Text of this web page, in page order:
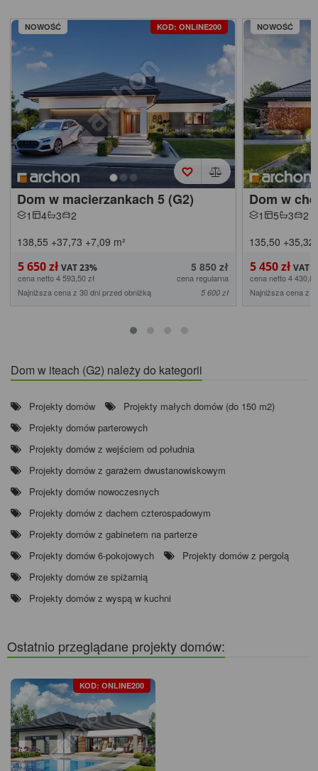
NOWOŚĆ KOD: ONLINE200
Dom w macierzankach 5 (G2)
1 4 3
2
138,55 +37,73 +7,09 m²
5 650 zł 5 850 zł
cena netto 4 593,50 zł
cena regularna
Najniższa cena z 30 dni przed obniżką
5 600 zł
NOWOŚĆ
Dom w
1 5 3
2
135,50 +35,32
5 450 zł
cena netto 4
Najniższa cena z
Dom w iteach (G2) należy do kategorii
Projekty domów
Projekty małych domów (do 150 m2)
Projekty domów parterowych
Projekty domów z wejściem od południa
Projekty domów z garażem dwustanowiskowym
Projekty domów nowoczesnych
Projekty domów z dachem czterospadowym
Projekty domów z gabinetem na parterze
Projekty domów 6-pokojowych
Projekty domów z pergolą
Projekty domów ze spiżarnią
Projekty domów z wyspą w kuchni
Ostatnio przeglądane projekty domów:
KOD: ONLINE200